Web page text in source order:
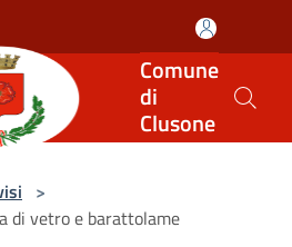
Comune
di
Clusone
>
di vetro e barattolame